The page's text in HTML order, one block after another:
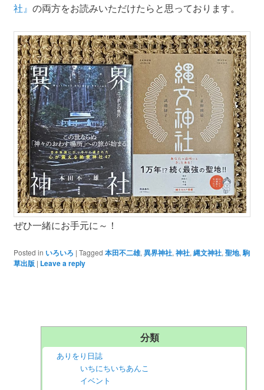
社』 の両方をお読みいただけたらと思っております。
ぜひ一緒にお手元に～！
Posted in いろいろ | Tagged 本田不二雄, 異界神社, 神社, 縄文神社, 聖地, 駒
草出版 | Leave a reply
分類
ありをり日誌
いちにちいちあんこ
イベント